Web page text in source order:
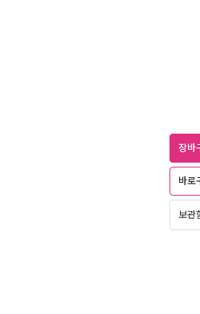
장바
바로
보관